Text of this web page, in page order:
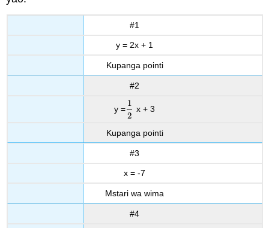
#1
y = 2x + 1
Kupanga pointi
#2
y =
1
2
12 x + 3
Kupanga pointi
#3
x = -7
Mstari wa wima
#4